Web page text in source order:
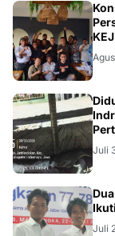
KEJ
KRIMINAL
Juli
Juli